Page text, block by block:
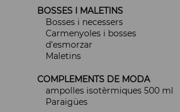
BOSSES I MALETINS
Bosses i necessers
Carmenyoles i bosses
d'esmorzar
Maletins
COMPLEMENTS DE MODA
ampolles isotèrmiques 500 ml
Paraigües